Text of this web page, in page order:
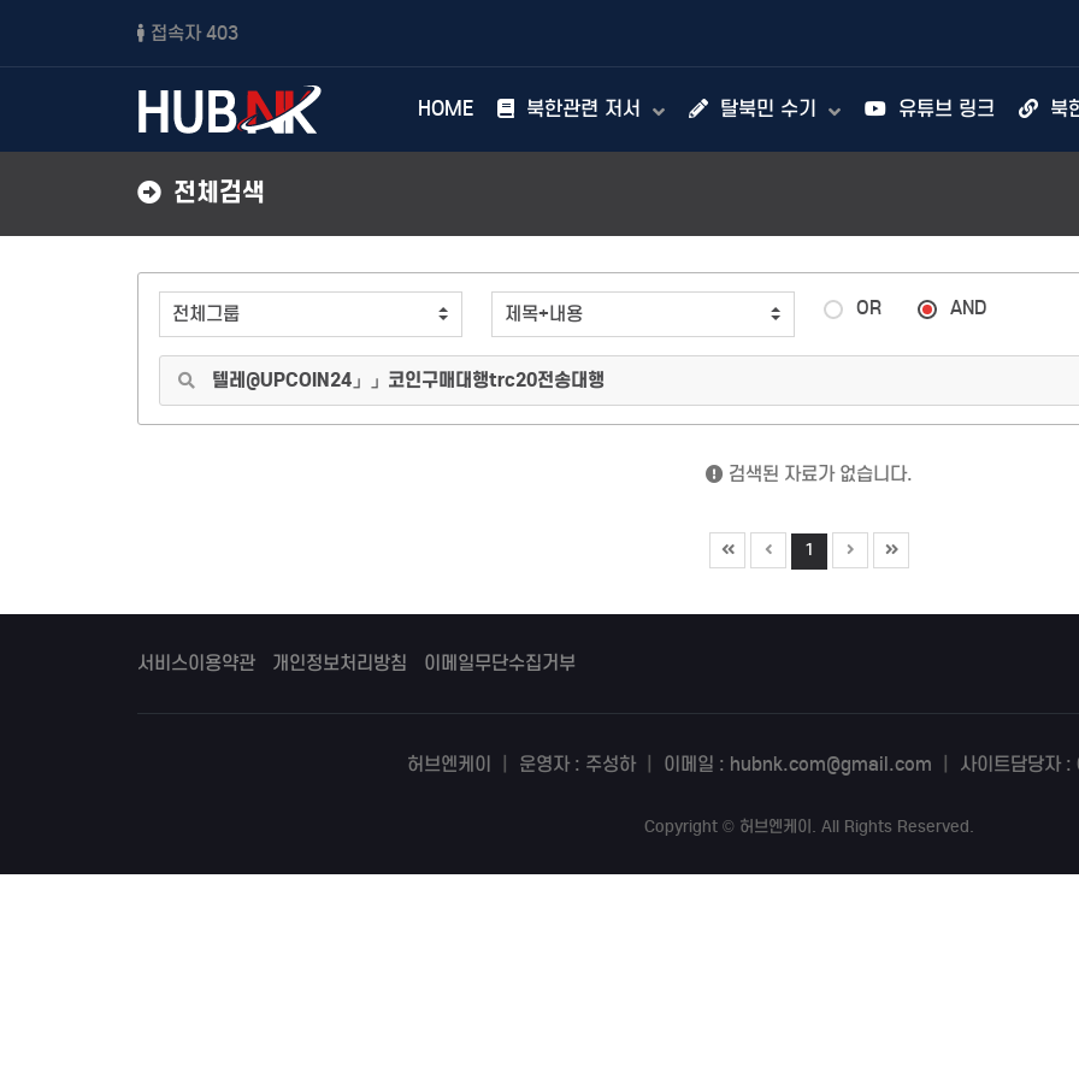
접속자 403
HOME 북한관련 저서 탈북민 수기 유튜브 링크 북
전체검색
OR AND
검색된 자료가 없습니다.
1
서비스이용약관 개인정보처리방침 이메일무단수집거부
허브엔케이 운영자 : 주성하 이메일 : hubnk.com@gmail.com 사이트담당자
Copyright © 허브엔케이 . All Rights Reserved.